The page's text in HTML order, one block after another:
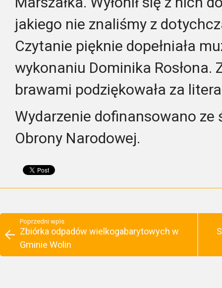
jakiego nie znaliśmy z
Czytanie pięknie dopełniała
wykonaniu Dominika Rosłona.
brawami podziękowała za
Wydarzenie dofinansowano
Obrony Narodowej.
Poprzedni wpis
Zbiórka odpadów wielkogabarytowych w
Gminie Wolin